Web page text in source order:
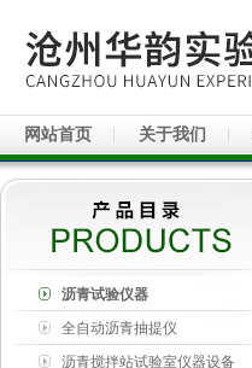
网站首页 关于我们
沥青试验仪器
全自动沥青抽提仪
沥青搅拌站试验室仪器设备